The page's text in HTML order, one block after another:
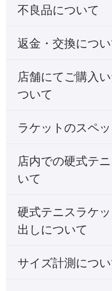
不良品について
返金・交換につ
店舗にてご購入
ついて
ラケットのスペ
店内での硬式テ
いて
硬式テニスラケ
出しについて
サイズ計測につ